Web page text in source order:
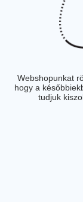
Webshopunkat
hogy a
tudjuk